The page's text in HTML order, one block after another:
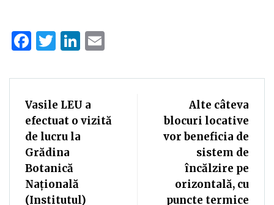
Facebook
TwitterLinkedIn
Vasile LEU a
efectuat o vizită
de lucru la
Grădina
Botanică
Națională
(Institutul)
Alte câteva
blocuri locative
vor beneficia de
sistem de
încălzire pe
orizontală, cu
puncte termice